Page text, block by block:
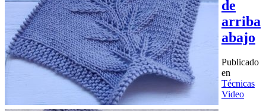
de
arriba
abajo
Publicado
en
Técnicas
Video